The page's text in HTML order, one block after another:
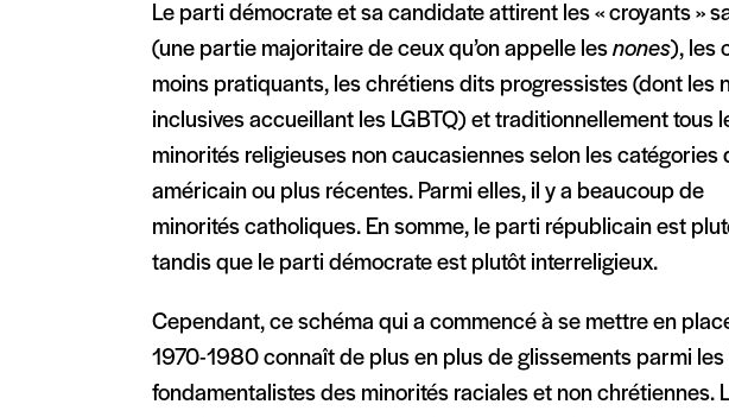
Le parti démocrate et sa candidate attirent les « croyants »
(une partie majoritaire de ceux qu’on appelle lesnones), les
moins pratiquants, les chrétiens dits progressistes (dont les
inclusives accueillant les LGBTQ) et traditionnellement tous
minorités religieuses non caucasiennes selon les catégories
américain ou plus récentes. Parmi elles, il y a beaucoup de
minorités catholiques. En somme, le parti républicain est
tandis que le parti démocrate est plutôt interreligieux.
Cependant, ce schéma qui a commencé à se mettre en
1970-1980 connaît de plus en plus de glissements parmi
fondamentalistes des minorités raciales et non chrétiennes.